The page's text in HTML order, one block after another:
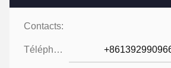
Contacts:
Téléphone: